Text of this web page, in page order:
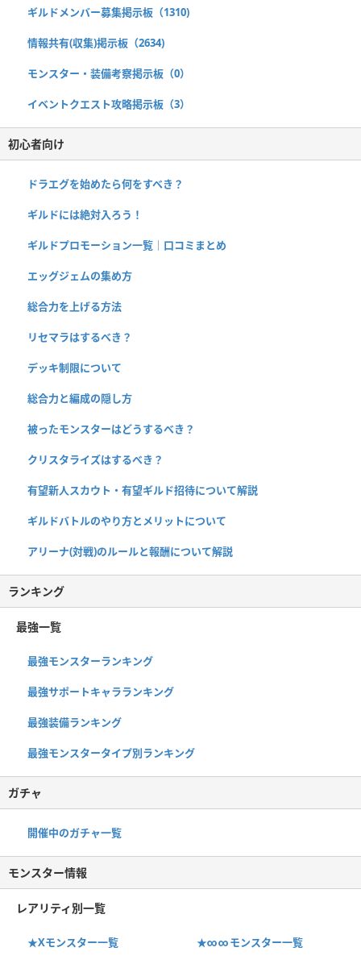
ギルドメンバー募集掲示板（1310)
情報共有(収集)掲示板（2634)
モンスター・装備考察掲示板（0）
イベントクエスト攻略掲示板（3）
初心者向け
ドラエグを始めたら何をすべき？
ギルドには絶対入ろう！
ギルドプロモーション一覧｜口コミまとめ
エッグジェムの集め方
総合力を上げる方法
リセマラはするべき？
デッキ制限について
総合力と編成の隠し方
被ったモンスターはどうするべき？
クリスタライズはするべき？
有望新人スカウト・有望ギルド招待について解説
ギルドバトルのやり方とメリットについて
アリーナ(対戦)のルールと報酬について解説
ランキング
最強一覧
最強モンスターランキング
最強サポートキャラランキング
最強装備ランキング
最強モンスタータイプ別ランキング
ガチャ
開催中のガチャ一覧
モンスター情報
レアリティ別一覧
★Xモンスター一覧 ★∞∞モンスター一覧